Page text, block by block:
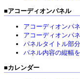
■アコーディオンパネル
アコーディオンパ
アコーディオンパ
パネルタイトル部
パネル内容の縦幅
■カレンダー